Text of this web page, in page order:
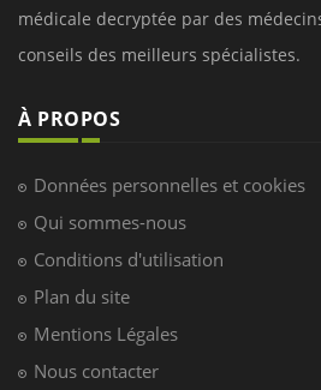
médicale decryptée par des
conseils des meilleurs spécialistes.
À PROPOS
Données personnelles et cookies
Qui sommes-nous
Conditions d'utilisation
Plan du site
Mentions Légales
Nous contacter